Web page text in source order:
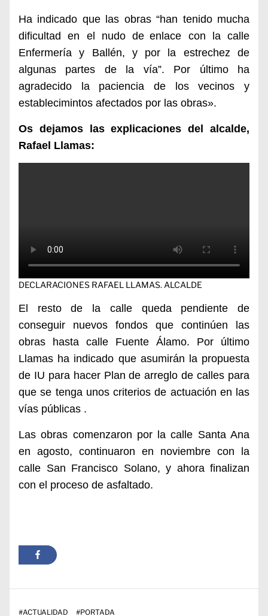
Ha indicado que las obras “han tenido mucha
dificultaden el nudo de enlace con la calle
Enfermería y Ballén, y por la estrechez de
algunas partes de la vía”. Por último ha
agradecido la paciencia de los vecinos y
establecimintos afectados por las obras».
Os dejamos las explicaciones del alcalde,
Rafael Llamas:
DECLARACIONES RAFAEL LLAMAS. ALCALDE
El resto de la calle queda pendiente de
conseguir nuevos fondos que continúen las
obras hasta calle Fuente Álamo. Por último
Llamas ha indicado que asumirán la propuesta
de IU para hacer Plan de arreglo de calles para
que se tenga unos criterios de actuación en las
vías públicas .
Las obras comenzaron por la calle Santa Ana
en agosto, continuaron en noviembre con la
calle San Francisco Solano, y ahora finalizan
con el proceso de asfaltado.
#ACTUALIDAD #PORTADA